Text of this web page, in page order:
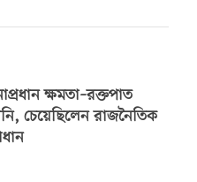
ক্ষমতা–রক্তপাত
চেয়েছিলেন রাজনৈতিক